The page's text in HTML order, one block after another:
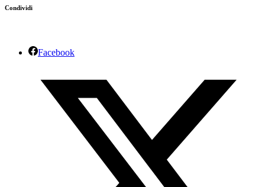
Condividi
Facebook